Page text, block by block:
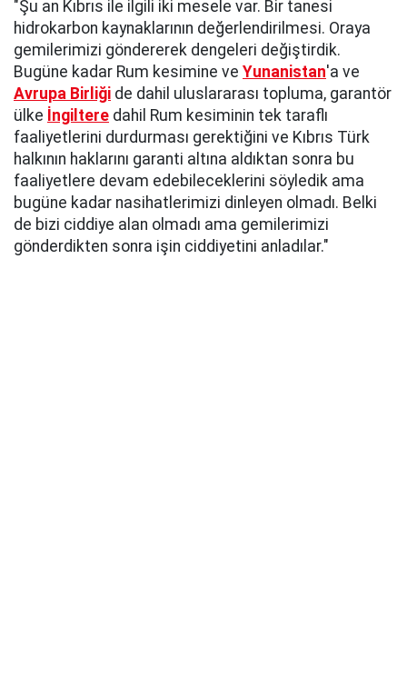
"Şu an Kıbrıs ile ilgili iki mesele var. Bir tanesi
hidrokarbon kaynaklarının değerlendirilmesi. Oraya
gemilerimizi göndererek dengeleri değiştirdik.
Bugüne kadar Rum kesimine ve Yunanistan'a ve
Avrupa Birliği de dahil uluslararası topluma, garantör
ülke İngiltere dahil Rum kesiminin tek taraflı
faaliyetlerini durdurması gerektiğini ve Kıbrıs Türk
halkının haklarını garanti altına aldıktan sonra bu
faaliyetlere devam edebileceklerini söyledik ama
bugüne kadar nasihatlerimizi dinleyen olmadı. Belki
de bizi ciddiye alan olmadı ama gemilerimizi
gönderdikten sonra işin ciddiyetini anladılar."